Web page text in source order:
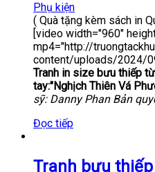
Phụ kiện
( Quà tặng kèm sách in
[video width="960"
mp4="http://
content/uploads/2024/
Tranh in size bưu thiếp
tay:"Nghịch Thiên Vá
sỹ: Danny Phan Bản
Đọc tiếp
Tranh bưu